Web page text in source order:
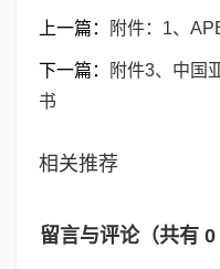
上一篇： 附件：1、
下一篇：
附件3、中国
书
相关推荐
留言与评论（共有 0